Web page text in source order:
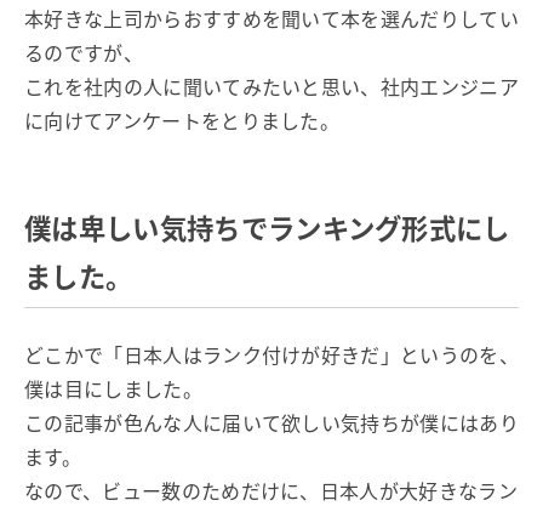
本好きな上司からおすすめを聞いて本を選んだりしてい
るのですが、
これを社内の人に聞いてみたいと思い、社内エンジニア
に向けてアンケートをとりました。
僕は卑しい気持ちでランキング形式にし
ました。
どこかで「日本人はランク付けが好きだ」というのを、
僕は目にしました。
この記事が色んな人に届いて欲しい気持ちが僕にはあり
ます。
なので、ビュー数のためだけに、日本人が大好きなラン